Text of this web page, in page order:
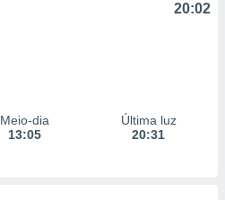
20:02
Meio-dia
13:05
Última luz
20:31